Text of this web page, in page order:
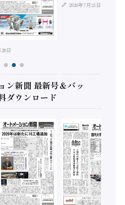
日
2026年7月21日
ン新聞 最新号＆バッ
ダウンロード